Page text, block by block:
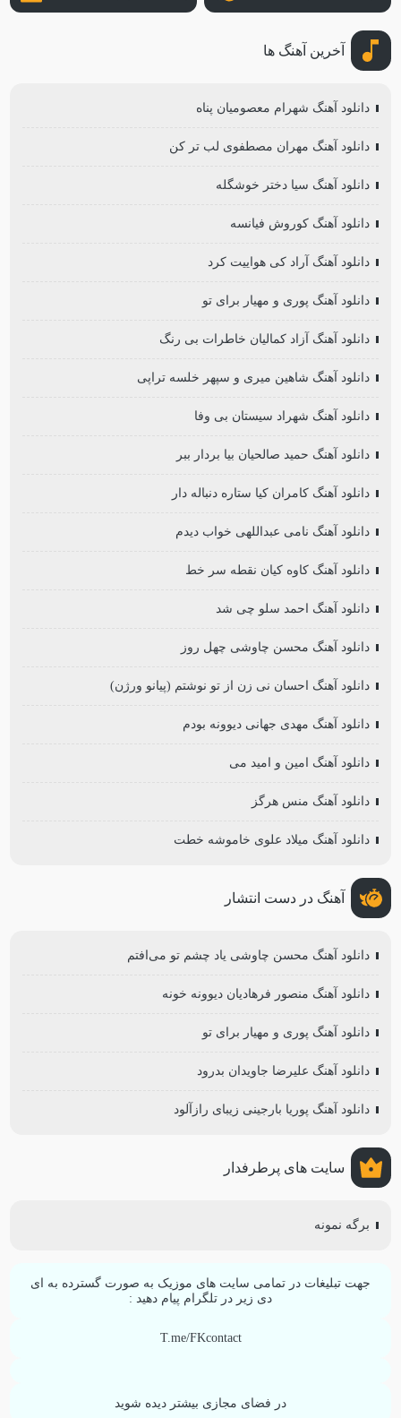
آخرین آهنگ ها
دانلود آهنگ شهرام معصومیان پناه
دانلود آهنگ مهران مصطفوی لب تر کن
دانلود آهنگ سیا دختر خوشگله
دانلود آهنگ کوروش فیانسه
دانلود آهنگ آراد کی هواییت کرد
دانلود آهنگ پوری و مهیار برای تو
دانلود آهنگ آزاد کمالیان خاطرات بی رنگ
دانلود آهنگ شاهین میری و سپهر خلسه تراپی
دانلود آهنگ شهراد سیستان بی وفا
دانلود آهنگ حمید صالحیان بیا بردار ببر
دانلود آهنگ کامران کیا ستاره دنباله دار
دانلود آهنگ نامی عبداللهی خواب دیدم
دانلود آهنگ کاوه کیان نقطه سر خط
دانلود آهنگ احمد سلو چی شد
دانلود آهنگ محسن چاوشی چهل روز
دانلود آهنگ احسان نی زن از تو نوشتم (پیانو ورژن)
دانلود آهنگ مهدی جهانی دیوونه بودم
دانلود آهنگ امین و امید می
دانلود آهنگ منس هرگز
دانلود آهنگ میلاد علوی خاموشه خطت
آهنگ در دست انتشار
دانلود آهنگ محسن چاوشی یاد چشم تو می‌افتم
دانلود آهنگ منصور فرهادیان دیوونه خونه
دانلود آهنگ پوری و مهیار برای تو
دانلود آهنگ علیرضا جاویدان بدرود
دانلود آهنگ پوریا بارجینی زیبای رازآلود
سایت های پرطرفدار
برگه نمونه
جهت تبلیغات در تمامی سایت های موزیک به صورت گسترده به ای
دی زیر در تلگرام پیام دهید :
T.me/FKcontact
در فضای مجازی بیشتر دیده شوید